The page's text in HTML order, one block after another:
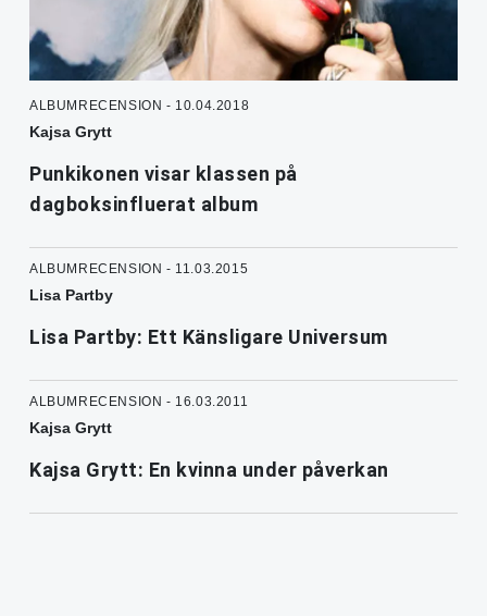
ALBUMRECENSION - 10.04.2018
Kajsa Grytt
Punkikonen visar klassen på
dagboksinfluerat album
ALBUMRECENSION - 11.03.2015
Lisa Partby
Lisa Partby: Ett Känsligare Universum
ALBUMRECENSION - 16.03.2011
Kajsa Grytt
Kajsa Grytt: En kvinna under påverkan